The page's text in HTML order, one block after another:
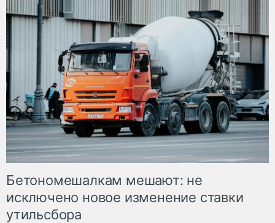
Бетономешалкам мешают: не
исключено новое изменение ставки
утильсбора